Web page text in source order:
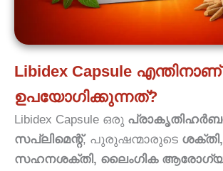
Libidex Capsule എന്തിനാണ്
ഉപയോഗിക്കുന്നത്?
Libidex Capsule ഒരു
സപ്ലിമെന്റ്, പുരുഷന്മാരുടെ ശക്തി,
സഹനശക്തി, ലൈംഗിക